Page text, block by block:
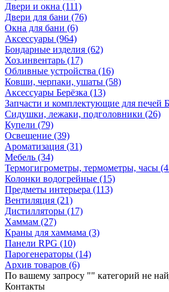
Двери и окна (111)
Двери для бани (76)
Окна для бани (6)
Аксессуары (964)
Бондарные изделия (62)
Хоз.инвентарь (17)
Обливные устройства (16)
Ковши, черпаки, ушаты (58)
Аксессуары Берёзка (13)
Запчасти и комплектующие для печей
Сидушки, лежаки, подголовники (26)
Купели (79)
Освещение (39)
Ароматизация (31)
Мебель (34)
Термогигрометры, термометры, часы
Колонки водогрейные (15)
Предметы интерьера (113)
Вентиляция (21)
Дистилляторы (17)
Хаммам (27)
Краны для хаммама (3)
Панели RPG (10)
Парогенераторы (14)
Архив товаров (6)
По вашему запросу "" категорий не
Контакты